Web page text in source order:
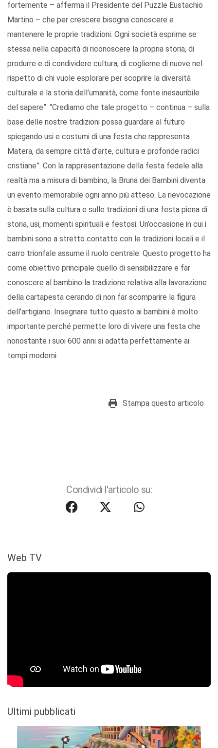
fortemente – afferma il Presidente del Puzzle Eustachio
Martino – che per crescere bisogna conoscere e
mantenere le proprie tradizioni. Ogni società esprime se
stessa nella capacità di riconoscere la propria storia, di
produrre e di condividere cultura, di coglierne di nuove nel
rispetto di chi vuole esplorare per scoprire la diversità
culturale e la storia dell’umanità, come fonte inesauribile
del sapere”. “Crediamo che tale progetto – continua – sulla
base delle nostre tradizioni possa guardare al futuro
spiegando usi e costumi di una festa che rappresenta
Matera, da sempre città d’arte, cultura e profonde radici
cristiane”. Con la rappresentazione della festa fedele alla
realtà ma a misura di bambino, la Bruna dei Bambini diventa
un evento memorabile ogni anno più atteso. La rievocazione
è basata sulla cultura e sulle tradizioni di una festa piena di
storia, usi, momenti spirituali e festosi. Un’occasione in cui i
bambini sono a stretto contatto con le tradizioni locali e il
carro trionfale assume il ruolo centrale. Questo progetto ha
come obiettivo principale quello di sensibilizzare e far
conoscere al bambino la tradizione relativa alla lavorazione
della cartapesta cerando di non far scomparire la figura
dell’artigiano. Insegnare tutto questo ai bambini è molto
importante perché permette loro di vivere una festa che
nonostante i suoi 600 anni si adatta perfettamente ai
tempi moderni.
Stampa questo articolo
Condividi l'articolo su:
Web TV
Ultimi pubblicati